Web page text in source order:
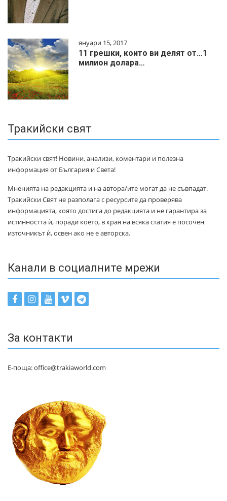
януари 15, 2017
11 грешки, които ви делят от…1
милиoн дoлapa…
Тракийски свят
Тракийски свят! Новини, анализи, коментари и полезна
информация от България и Света!
Мненията на редакцията и на автора/ите могат да не съвпадат.
Тракийски Свят не разполага с ресурсите да проверява
информацията, която достига до редакцията и не гарантира за
истинността ѝ, поради което, в края на всяка статия е посочен
източникът ѝ, освен ако не е авторска.
Канали в социалните мрежи
За контакти
Е-поща: office@trakiaworld.com